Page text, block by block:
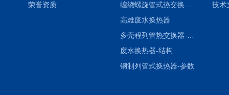
荣誉资质
高难废水换热器
废水换热器-结构
钢制列管式换热器-参数
技术